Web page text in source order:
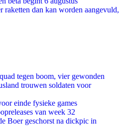
raketten dan kan worden aangevuld,
tegen boom, vier gewonden
trouwen soldaten voor
einde fysieke games
van week 32
Boer geschorst na dickpic in